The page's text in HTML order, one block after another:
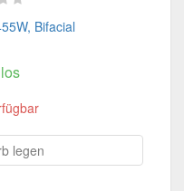
Bifacial
legen